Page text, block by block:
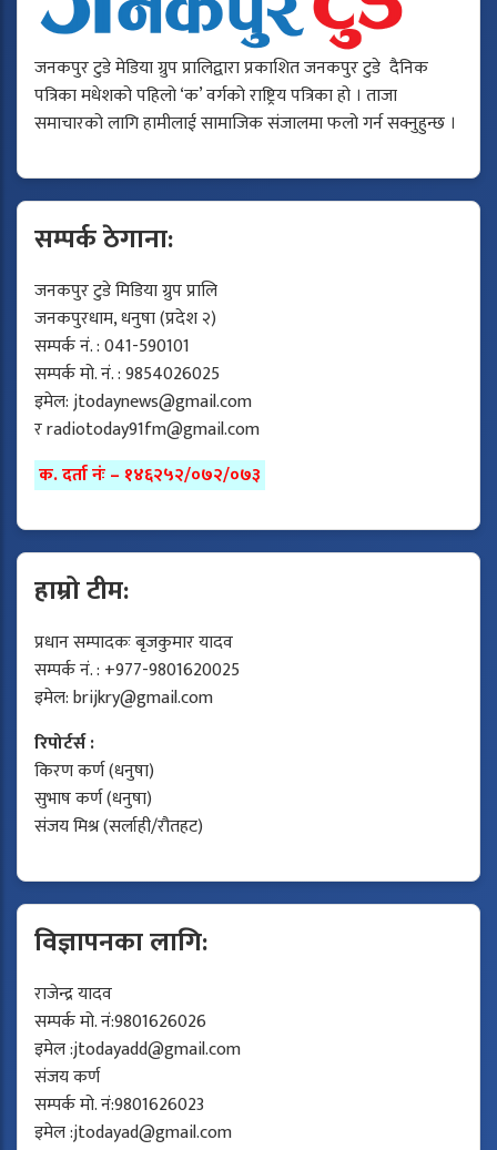
जनकपुर टुडे मेडिया ग्रुप प्रालिद्वारा प्रकाशित जनकपुर टुडे दैनिक
पत्रिका मधेशको पहिलो ‘क’ वर्गको राष्ट्रिय पत्रिका हो । ताजा
समाचारको लागि हामीलाई सामाजिक संजालमा फलो गर्न सक्नुहुन्छ ।
सम्पर्क ठेगाना:
जनकपुर टुडे मिडिया ग्रुप प्रालि
जनकपुरधाम, धनुषा (प्रदेश २)
सम्पर्क नं. : 041-590101
सम्पर्क मो. नं. : 9854026025
इमेल:jtodaynews@gmail.com
रradiotoday91fm@gmail.com
क. दर्ता नंः – १४६२५२/०७२/०७३
हाम्रो टीम:
प्रधान सम्पादकः बृजकुमार यादव
सम्पर्क नं. : +977-9801620025
इमेल:brijkry@gmail.com
रिपोर्टर्स :
किरण कर्ण (धनुषा)
सुभाष कर्ण (धनुषा)
संजय मिश्र (सर्लाही/रौतहट)
विज्ञापनका लागि:
राजेन्द्र यादव
सम्पर्क मो. नं:9801626026
इमेल :jtodayadd@gmail.com
संजय कर्ण
सम्पर्क मो. नं:9801626023
इमेल :jtodayad@gmail.com